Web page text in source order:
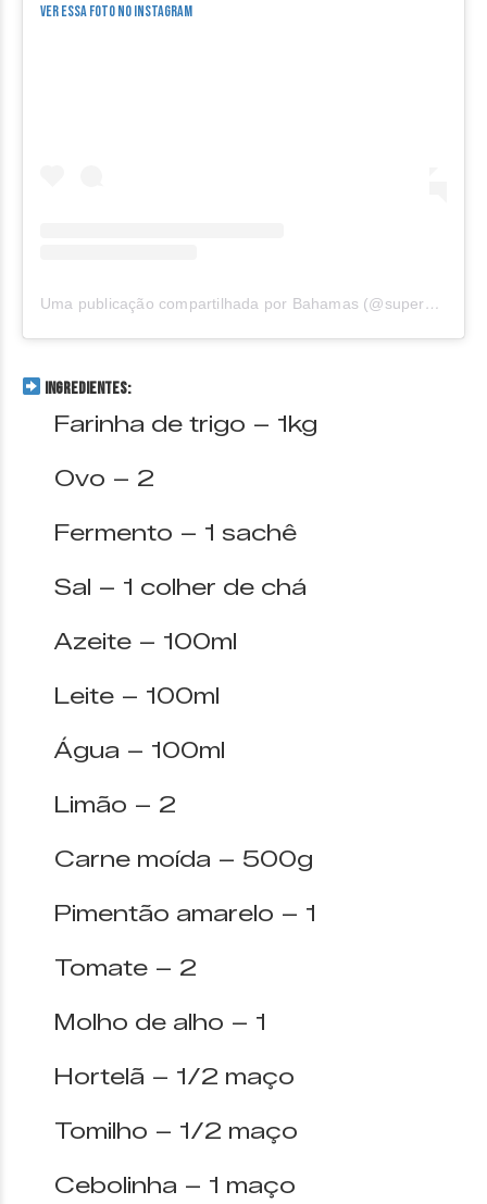
Ver essa foto no Instagram
Uma publicação compartilhada por Bahamas (@supermercadosbahamas)
INGREDIENTES:
Farinha de trigo – 1kg
Ovo – 2
Fermento – 1 sachê
Sal – 1 colher de chá
Azeite – 100ml
Leite – 100ml
Água – 100ml
Limão – 2
Carne moída – 500g
Pimentão amarelo – 1
Tomate – 2
Molho de alho – 1
Hortelã – 1/2 maço
Tomilho – 1/2 maço
Cebolinha – 1 maço